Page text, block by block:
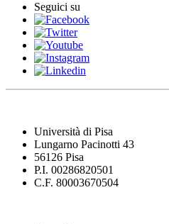
Seguici su
Università di Pisa
Lungarno Pacinotti 43
56126 Pisa
P.I. 00286820501
C.F. 80003670504